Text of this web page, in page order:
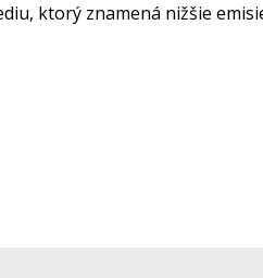
ktorý znamená nižšie